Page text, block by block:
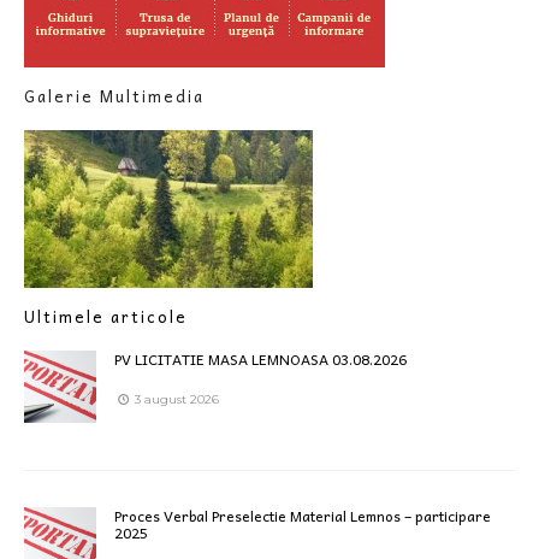
Galerie Multimedia
Ultimele articole
PV LICITATIE MASA LEMNOASA 03.08.2026
3 august 2026
Proces Verbal Preselectie Material Lemnos – participare
2025